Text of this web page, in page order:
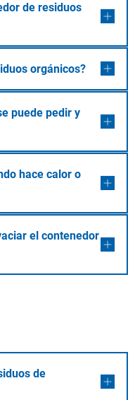
de residuos
orgánicos?
puede pedir y
hace calor o
el contenedor
de